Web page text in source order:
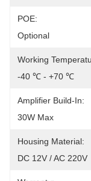
POE:
Optional
Working
-40 ℃ - +70 ℃
Amplifier Build-In:
30W Max
Housing Material:
DC 12V / AC 220V